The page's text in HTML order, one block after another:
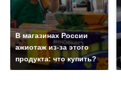
В магазинах России
ажиотаж из-за этого
продукта: что купить?